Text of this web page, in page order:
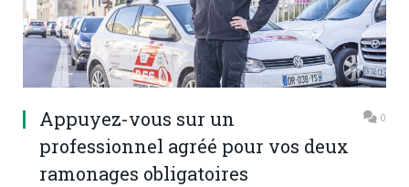
Appuyez-vous sur un
professionnel agréé pour vos deux
ramonages obligatoires
0